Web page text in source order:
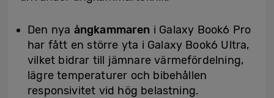
Den nya ångkammaren i Galaxy Book6 Pro
har fått en större yta i Galaxy Book6 Ultra,
vilket bidrar till jämnare värmefördelning,
lägre temperaturer och bibehållen
responsivitet vid hög belastning.